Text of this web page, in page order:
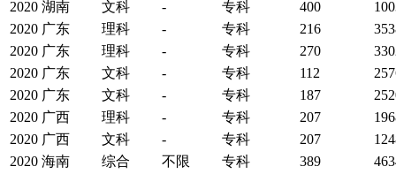
2020 湖南 文科 - 专科 400
2020 广东 理科 - 专科 216
2020 广东 理科 - 专科 270
2020 广东 文科 - 专科 112
2020 广东 文科 - 专科 187
2020 广西 理科 - 专科 207
2020 广西 文科 - 专科 207
2020 海南 综合 不限 专科 389